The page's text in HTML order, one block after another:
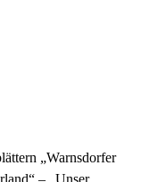
„Warnsdorfer
– „Unser